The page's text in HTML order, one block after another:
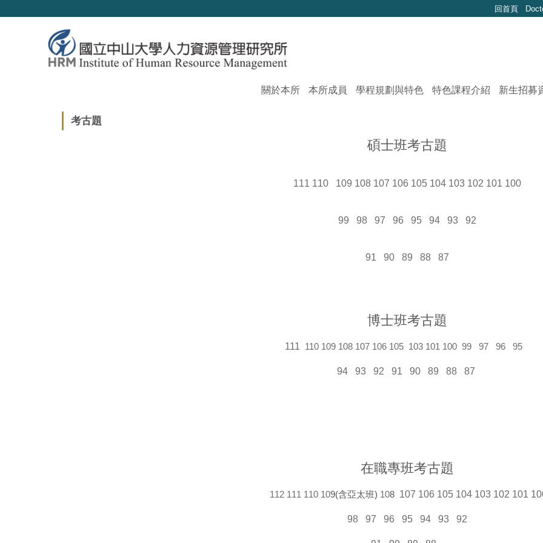
回首頁
新生招募
特色課程介紹
學程規劃與特色
本所成員
關於本所
考古題
碩士班考古題
111 110 109 108 107 106 105 104 103 102 101 100
99 98 97 96 95 94 93 92
91 90 89 88 87
博士班考古題
111 110 109 108 107 106 105 103 101 100 99 97 96 95
94 93 92 91 90 89 88 87
在職專班考古題
112 111 110 109(含亞太班) 108 107 106 105 104 103 102 101
98 97 96 95 94 93 92